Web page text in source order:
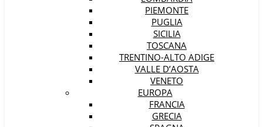
PIEMONTE
PUGLIA
SICILIA
TOSCANA
TRENTINO-ALTO ADIGE
VALLE D’AOSTA
VENETO
EUROPA
FRANCIA
GRECIA